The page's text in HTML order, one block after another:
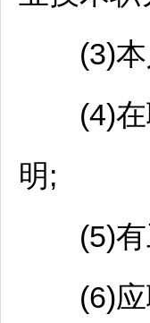
(3)本
(4)在职
明;
(5)有工
(6)应聘